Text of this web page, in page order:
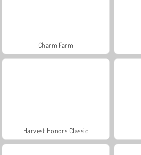
Charm Farm
Harvest Honors Classic